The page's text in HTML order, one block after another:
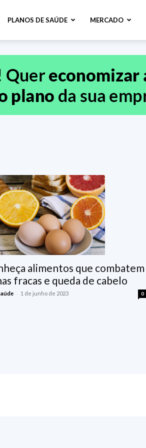
PLANOS DE SAÚDE MERCADO
alimentos que combatem
fracas e queda de cabelo
- 1 de junho de 2023 0